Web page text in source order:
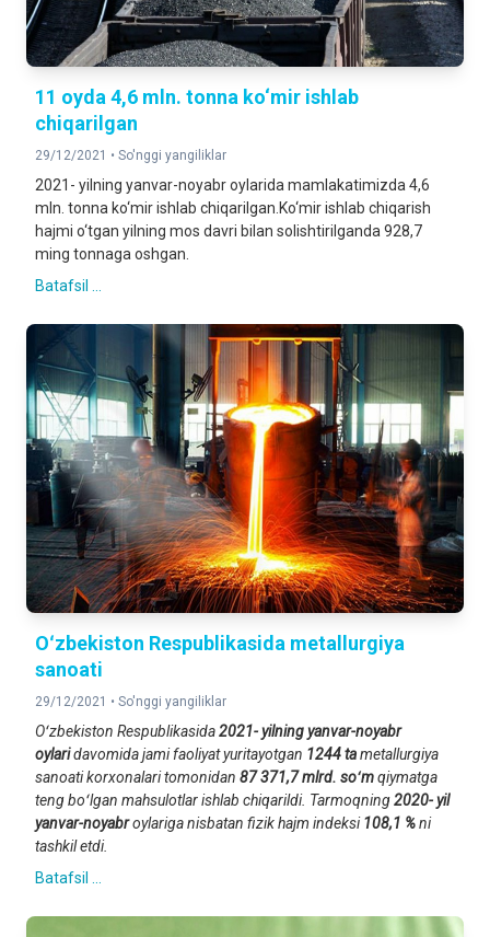
11 oyda 4,6 mln. tonna ko‘mir ishlab
chiqarilgan
29/12/2021 • So'nggi yangiliklar
2021- yilning yanvar-noyabr oylarida mamlakatimizda 4,6
mln. tonna ko‘mir ishlab chiqarilgan.Ko‘mir ishlab chiqarish
hajmi o‘tgan yilning mos davri bilan solishtirilganda 928,7
ming tonnaga oshgan.
Batafsil ...
Oʻzbekiston Respublikasida metallurgiya
sanoati
29/12/2021 • So'nggi yangiliklar
Oʻzbekiston Respublikasida2021- yilning yanvar-noyabr
oylaridavomida jami faoliyat yuritayotgan 1244 tametallurgiya
sanoati korxonalari tomonidan 87 371,7 mlrd. soʻmqiymatga
teng boʻlgan mahsulotlar ishlab chiqarildi. Tarmoqning2020- yil
yanvar-noyabroylariga nisbatan fizik hajm indeksi108,1 %ni
tashkil etdi.
Batafsil ...